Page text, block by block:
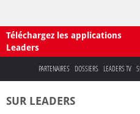
Téléchargez les applications
Leaders
PARTENAIRES DOSSIERS LEADERS TV
SUR LEADERS